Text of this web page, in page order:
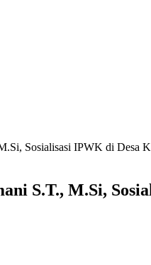
Sosialisasi IPWK di Desa
S.T., M.Si,